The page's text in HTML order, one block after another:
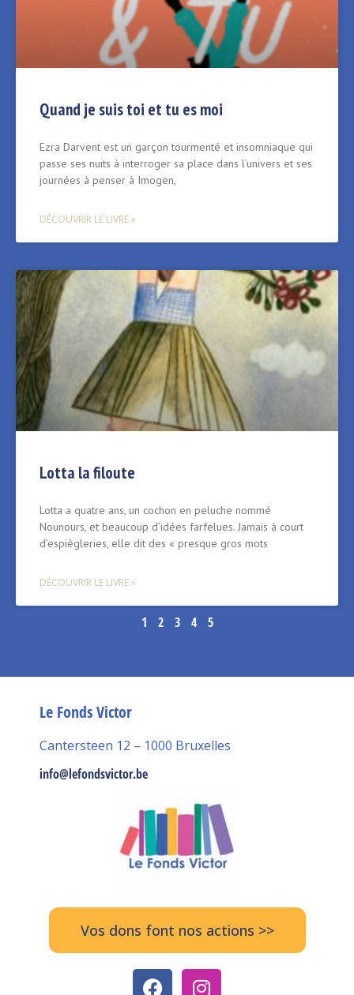
Quand je suis toi et tu es moi
Ezra Darvent est un garçon tourmenté et insomniaque qui
passe ses nuits à interroger sa place dans l’univers et ses
journées à penser à Imogen,
DÉCOUVRIR LE LIVRE »
Lotta la filoute
Lotta a quatre ans, un cochon en peluche nommé
Nounours, et beaucoup d’idées farfelues. Jamais à court
d’espiègleries, elle dit des « presque gros mots
DÉCOUVRIR LE LIVRE »
1 2 3 4 5
Le Fonds Victor
Cantersteen 12 – 1000 Bruxelles
info@lefondsvictor.be
Vos dons font nos actions >>